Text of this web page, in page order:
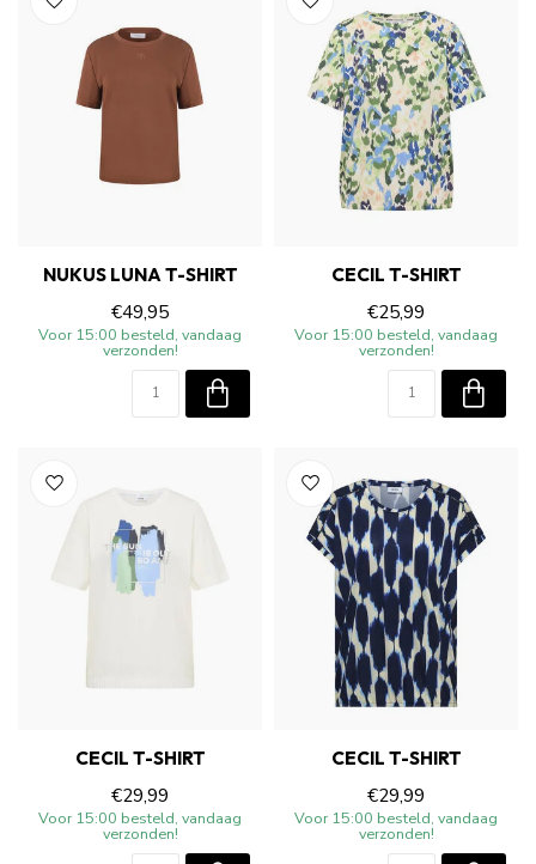
NUKUS LUNA T-SHIRT
€49,95
Voor 15:00 besteld, vandaag
verzonden!
CECIL T-SHIRT
€25,99
Voor 15:00 besteld, vandaag
verzonden!
CECIL T-SHIRT
€29,99
Voor 15:00 besteld, vandaag
verzonden!
CECIL T-SHIRT
€29,99
Voor 15:00 besteld, vandaag
verzonden!